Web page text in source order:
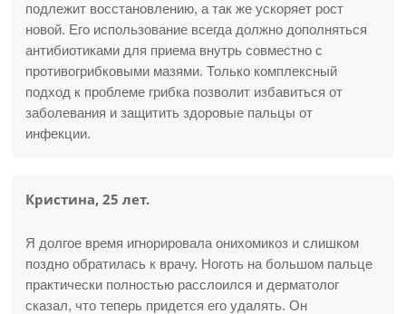
подлежит восстановлению, а так же ускоряет рост
новой. Его использование всегда должно дополняться
антибиотиками для приема внутрь совместно с
противогрибковыми мазями. Только комплексный
подход к проблеме грибка позволит избавиться от
заболевания и защитить здоровые пальцы от
инфекции.
Кристина, 25 лет.
Я долгое время игнорировала онихомикоз и слишком
поздно обратилась к врачу. Ноготь на большом пальце
практически полностью расслоился и дерматолог
сказал, что теперь придется его удалять. Он